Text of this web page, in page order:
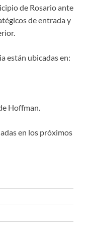
de Rosario ante
de entrada y
están ubicadas en:
Hoffman.
en los próximos